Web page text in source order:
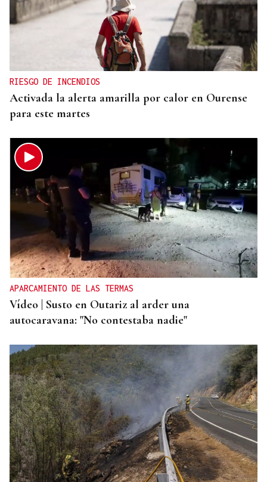
RIESGO DE INCENDIOS
Activada la alerta amarilla por calor en Ourense
para este martes
APARCAMIENTO DE LAS TERMAS
Vídeo | Susto en Outariz al arder una
autocaravana: "No contestaba nadie"